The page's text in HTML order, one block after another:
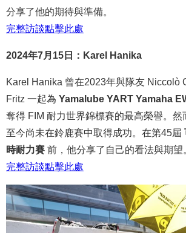
分享了他的期待與準備。
完整訪談點擊此處
2024年7月15日：Karel Hanika
Karel Hanika 曾在2023年與隊友 Niccolò
Fritz 一起為 Yamalube YART Yamaha
奪得 FIM 耐力世界錦標賽的最高榮譽。然
至今尚未在鈴鹿賽中取得成功。在第45屆
時耐力賽 前，他分享了自己的看法與期望
完整訪談點擊此處